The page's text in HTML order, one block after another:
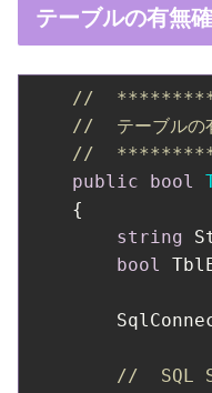
テーブルの有無
//
//  テーブルの
//
public
bool
    {
string
bool
//  SQL